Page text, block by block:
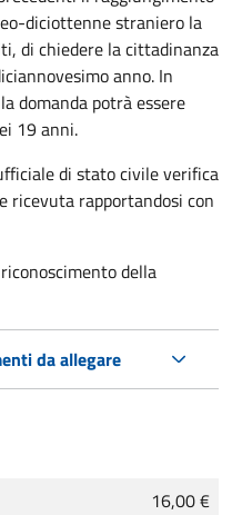
diciottenne straniero la
di chiedere la cittadinanza
anno. In
domanda potrà essere
19 anni.
di stato civile verifica
ricevuta rapportandosi con
della
da allegare
16,00 €